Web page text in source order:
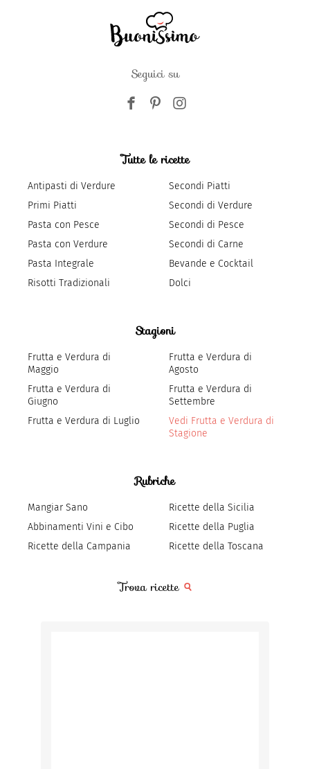
Seguici su
Tutte le ricette
Antipasti di Verdure
Primi Piatti
Pasta con Pesce
Pasta con Verdure
Pasta Integrale
Risotti Tradizionali
Secondi Piatti
Secondi di Verdure
Secondi di Pesce
Secondi di Carne
Bevande e Cocktail
Dolci
Stagioni
Frutta e Verdura di
Maggio
Frutta e Verdura di
Giugno
Frutta e Verdura di Luglio
Frutta e Verdura di
Agosto
Frutta e Verdura di
Settembre
Vedi Frutta e Verdura di
Stagione
Rubriche
Mangiar Sano
Abbinamenti Vini e Cibo
Ricette della Campania
Ricette della Sicilia
Ricette della Puglia
Ricette della Toscana
Trova ricette